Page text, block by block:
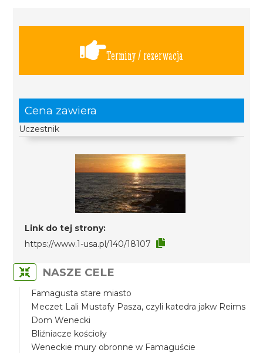
Terminy / rezerwacja
Cena zawiera
Uczestnik
Link do tej strony:
https://www.1-usa.pl/140/18107
NASZE CELE
Famagusta stare miasto
Meczet Lali Mustafy Pasza, czyli katedra jakw Reims
Dom Wenecki
Bliźniacze kościoły
Weneckie mury obronne w Famaguście